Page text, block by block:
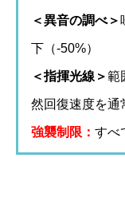
＜異音の調べ＞
下（-50%）
＜指揮光線＞範
然回復速度を通
強襲制限： すべ